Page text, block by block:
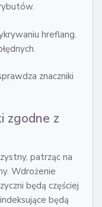
hreflang.
znaczniki
zgodne z
patrząc na
Wdrożenie
będą częściej
będą